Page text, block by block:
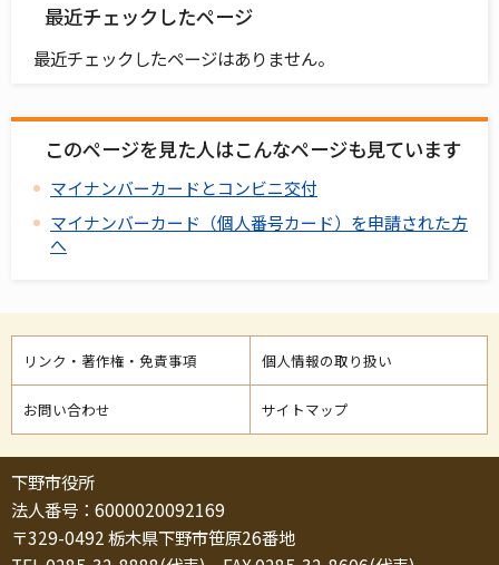
最近チェックしたページ
最近チェックしたページはありません。
このページを見た人はこんなページも見ています
マイナンバーカードとコンビニ交付
マイナンバーカード（個人番号カード）を申請された方
へ
リンク・著作権・免責事項 個人情報の取り扱い
お問い合わせ サイトマップ
下野市役所
法人番号：6000020092169
〒329-0492 栃木県下野市笹原26番地